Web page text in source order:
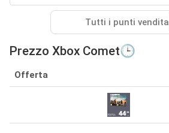
Tutti i punti vendita
Prezzo Xbox Comet🕒
Offerta